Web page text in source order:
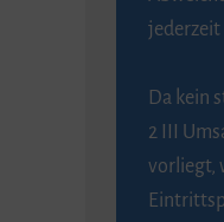
jederzeit
Da kein
2 III
vorliegt,